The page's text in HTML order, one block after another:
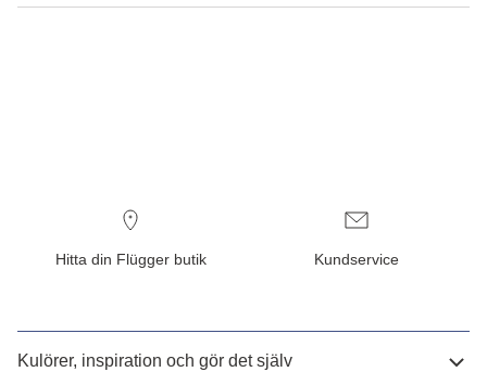
Hitta din Flügger butik Kundservice
Kulörer, inspiration och gör det själv